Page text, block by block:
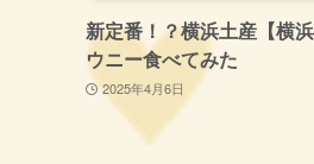
新定番！？横浜土産【横
ウニー食べてみた
2025年4月6日